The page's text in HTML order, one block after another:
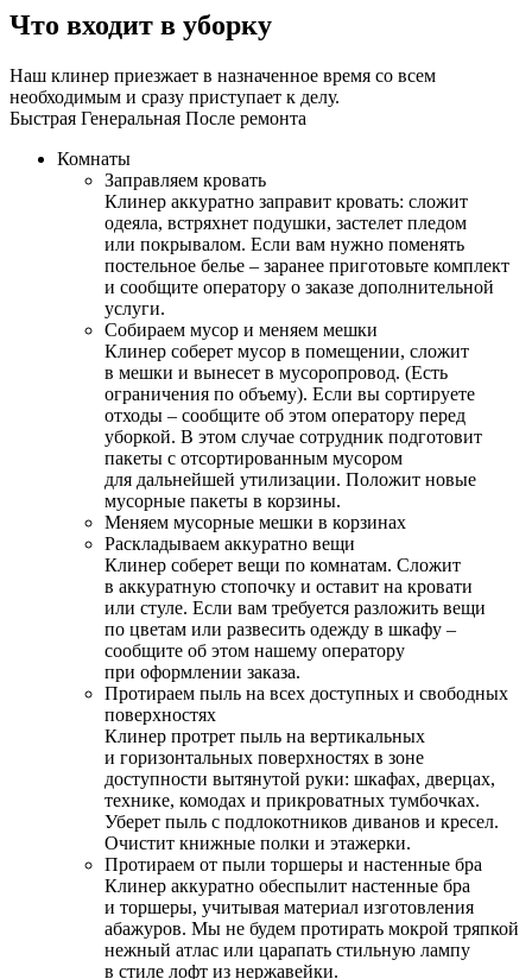
Что входит в уборку
Наш клинер приезжает в назначенное время со всем
необходимым и сразу приступает к делу.
Быстрая Генеральная После ремонта
Комнаты
Заправляем кровать
Клинер аккуратно заправит кровать: сложит
одеяла, встряхнет подушки, застелет пледом
или покрывалом. Если вам нужно поменять
постельное белье – заранее приготовьте комплект
и сообщите оператору о заказе дополнительной
услуги.
Собираем мусор и меняем мешки
Клинер соберет мусор в помещении, сложит
в мешки и вынесет в мусоропровод. (Есть
ограничения по объему). Если вы сортируете
отходы – сообщите об этом оператору перед
уборкой. В этом случае сотрудник подготовит
пакеты с отсортированным мусором
для дальнейшей утилизации. Положит новые
мусорные пакеты в корзины.
Меняем мусорные мешки в корзинах
Раскладываем аккуратно вещи
Клинер соберет вещи по комнатам. Сложит
в аккуратную стопочку и оставит на кровати
или стуле. Если вам требуется разложить вещи
по цветам или развесить одежду в шкафу –
сообщите об этом нашему оператору
при оформлении заказа.
Протираем пыль на всех доступных и свободных
поверхностях
Клинер протрет пыль на вертикальных
и горизонтальных поверхностях в зоне
доступности вытянутой руки: шкафах, дверцах,
технике, комодах и прикроватных тумбочках.
Уберет пыль с подлокотников диванов и кресел.
Очистит книжные полки и этажерки.
Протираем от пыли торшеры и настенные бра
Клинер аккуратно обеспылит настенные бра
и торшеры, учитывая материал изготовления
абажуров. Мы не будем протирать мокрой тряпкой
нежный атлас или царапать стильную лампу
в стиле лофт из нержавейки.